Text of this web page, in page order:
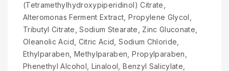
(Tetramethylhydroxypiperidinol) Citrate,
Alteromonas Ferment Extract, Propylene Glycol,
Tributyl Citrate, Sodium Stearate, Zinc Gluconate,
Oleanolic Acid, Citric Acid, Sodium Chloride,
Ethylparaben, Methylparaben, Propylparaben,
Phenethyl Alcohol, Linalool, Benzyl Salicylate,